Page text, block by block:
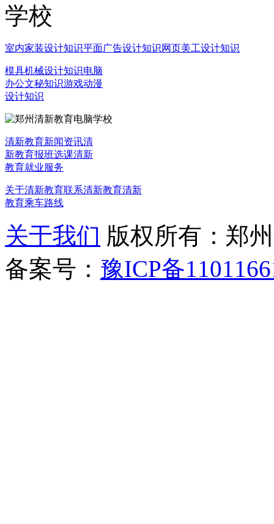
室内家装设计知识平面广告设计知识网页美工设计知识
模具机械设计知识电脑
办公文秘知识游戏动漫
设计知识
清新教育新闻资讯清
新教育报班选课清新
教育就业服务
关于清新教育联系清新教育清新
教育乘车路线
关于我们 版权所有：郑
备案号： 豫ICP备